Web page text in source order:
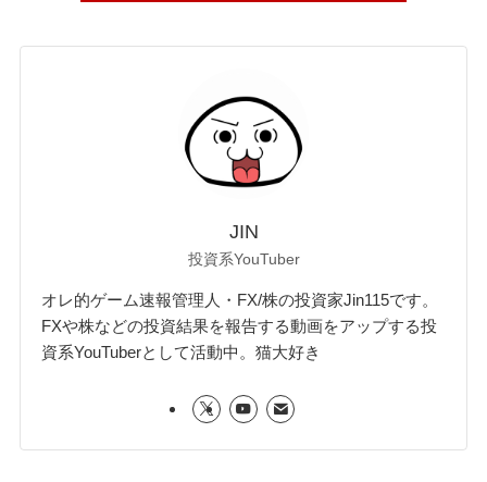
JIN
投資系YouTuber
オレ的ゲーム速報管理人・FX/株の投資家Jin115です。
FXや株などの投資結果を報告する動画をアップする投
資系YouTuberとして活動中。猫大好き